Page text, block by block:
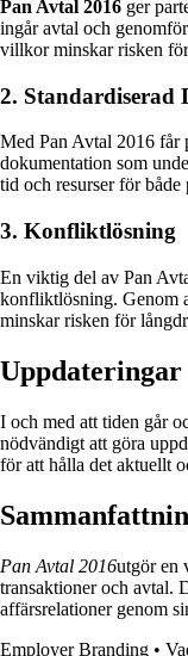
Pan Avtal 2016 ger
ingår avtal och
villkor minskar risken
2. Standardiserad
Med Pan Avtal 2016 får
dokumentation som
tid och resurser för både
3. Konfliktlösning
En viktig del av Pan
konfliktlösning. Genom
minskar risken för
I och med att tiden går
nödvändigt att göra
för att hålla det aktuellt
Pan Avtal 2016utgör en
transaktioner och avtal.
affärsrelationer genom
Employer Branding •